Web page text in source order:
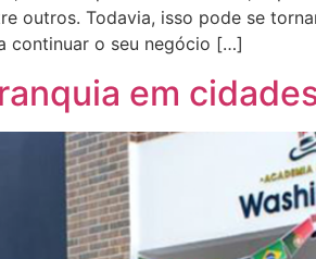
outros. Todavia, isso pode se
continuar o seu negócio […]
em